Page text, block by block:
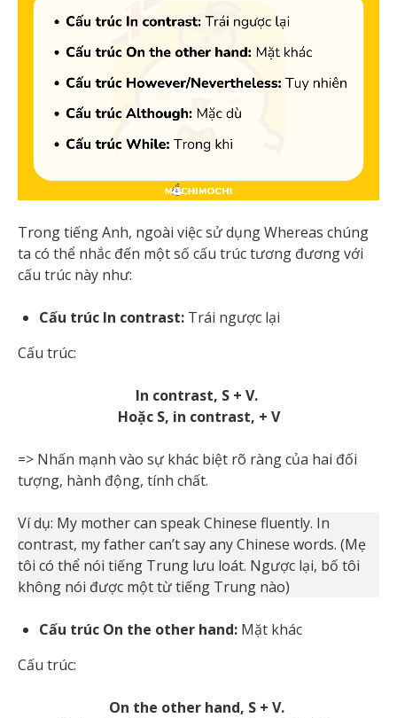
Trong tiếng Anh, ngoài việc sử dụng Whereas chúng
ta có thể nhắc đến một số cấu trúc tương đương với
cấu trúc này như:
Cấu trúc In contrast: Trái ngược lại
Cấu trúc:
In contrast, S + V.
Hoặc S, in contrast, + V
=> Nhấn mạnh vào sự khác biệt rõ ràng của hai đối
tượng, hành động, tính chất.
Ví dụ: My mother can speak Chinese fluently. In
contrast, my father can’t say any Chinese words. (Mẹ
tôi có thể nói tiếng Trung lưu loát. Ngược lại, bố tôi
không nói được một từ tiếng Trung nào)
Cấu trúc On the other hand: Mặt khác
Cấu trúc:
On the other hand, S + V.